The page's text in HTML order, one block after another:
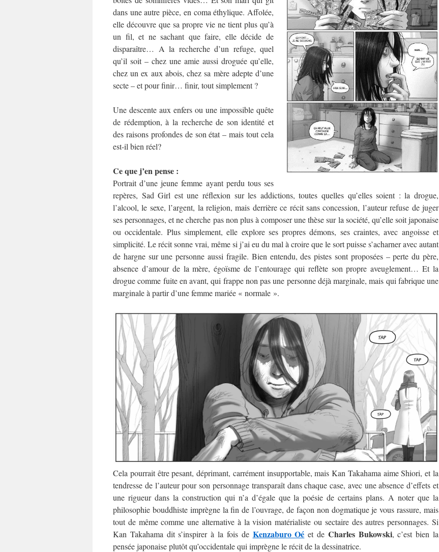
dans une autre pièce, en coma éthylique. Affolée,
elle découvre que sa propre vie ne tient plus qu’à
un fil, et ne sachant que faire, elle décide de
disparaître… A la recherche d’un refuge, quel
qu’il soit – chez une amie aussi droguée qu’elle,
chez un ex aux abois, chez sa mère adepte d’une
secte – et pour finir… finir, tout simplement ?
Une descente aux enfers ou une impossible quête
de rédemption, à la recherche de son identité et
des raisons profondes de son état – mais tout cela
est-il bien réel?
Ce que j’en pense :
Portrait d’une jeune femme ayant perdu tous ses
repères, Sad Girl est une réflexion sur les addictions, toutes quelles qu’elles soient : la drogue,
l’alcool, le sexe, l’argent, la religion, mais derrière ce récit sans concession, l’auteur refuse de juger
ses personnages, et ne cherche pas non plus à composer une thèse sur la société, qu’elle soit japonaise
ou occidentale. Plus simplement, elle explore ses propres démons, ses craintes, avec angoisse et
simplicité. Le récit sonne vrai, même si j’ai eu du mal à croire que le sort puisse s’acharner avec autant
de hargne sur une personne aussi fragile. Bien entendu, des pistes sont proposées – perte du père,
absence d’amour de la mère, égoïsme de l’entourage qui reflète son propre aveuglement… Et la
drogue comme fuite en avant, qui frappe non pas une personne déjà marginale, mais qui fabrique une
marginale à partir d’une femme mariée « normale ».
Cela pourrait être pesant, déprimant, carrément insupportable, mais Kan Takahama aime Shiori, et la
tendresse de l’auteur pour son personnage transparaît dans chaque case, avec une absence d’effets et
une rigueur dans la construction qui n’a d’égale que la poésie de certains plans. A noter que la
philosophie bouddhiste imprègne la fin de l’ouvrage, de façon non dogmatique je vous rassure, mais
tout de même comme une alternative à la vision matérialiste ou sectaire des autres personnages. Si
Kan Takahama dit s’inspirer à la fois de Kenzaburo Oé et de Charles Bukowski, c’est bien la
pensée japonaise plutôt qu’occidentale qui imprègne le récit de la dessinatrice.